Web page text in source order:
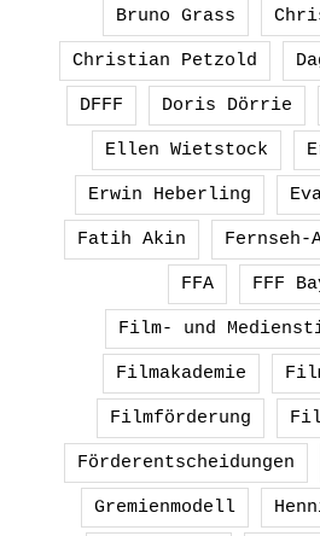
Bruno Grass
Christian Petzold
DFFF Doris Dörrie
Ellen Wietstock
Erwin Heberling
Fatih Akin
FFA FFF
Film- und
Filmakademie
Filmförderung
Förderentscheidungen
Gremienmodell